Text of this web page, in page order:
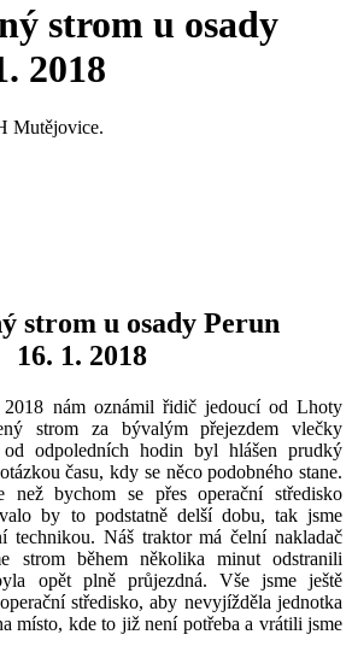
strom u osady
2018
Mutějovice.
strom u osady Perun
16. 1. 2018
nám oznámil řidič jedoucí od Lhoty
strom za bývalým přejezdem vlečky
odpoledních hodin byl hlášen prudký
času, kdy se něco podobného stane.
bychom se přes operační středisko
by to podstatně delší dobu, tak jsme
technikou. Náš traktor má čelní nakladač
strom během několika minut odstranili
opět plně průjezdná. Vše jsme ještě
středisko, aby nevyjížděla jednotka
místo, kde to již není potřeba a vrátili jsme